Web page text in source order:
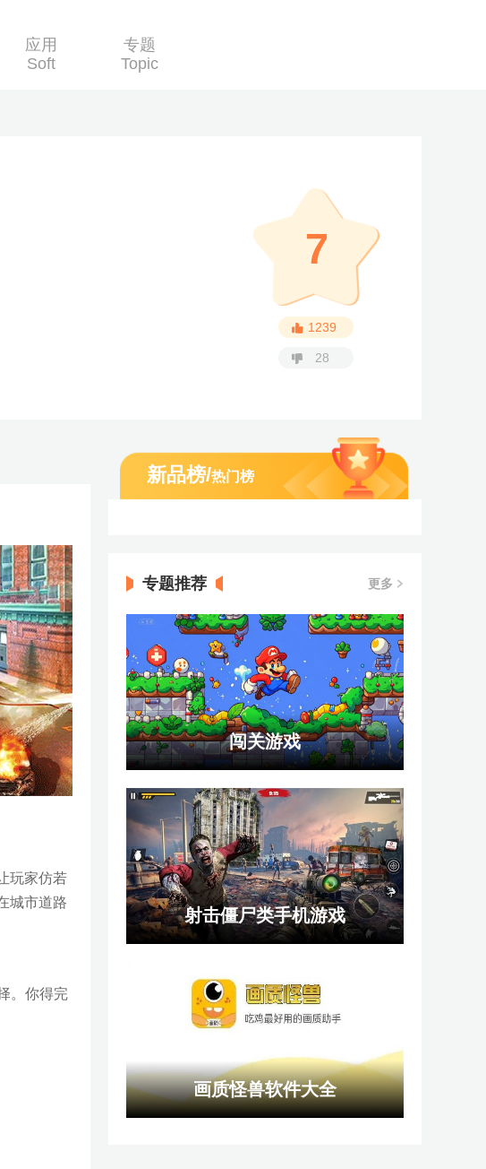
应用
Soft
专题
Topic
7
1239
28
玩家仿若
城市道路
。你得完
新品榜/热门榜
专题推荐 更多
闯关游戏
射击僵尸类手机游戏
画质怪兽软件大全